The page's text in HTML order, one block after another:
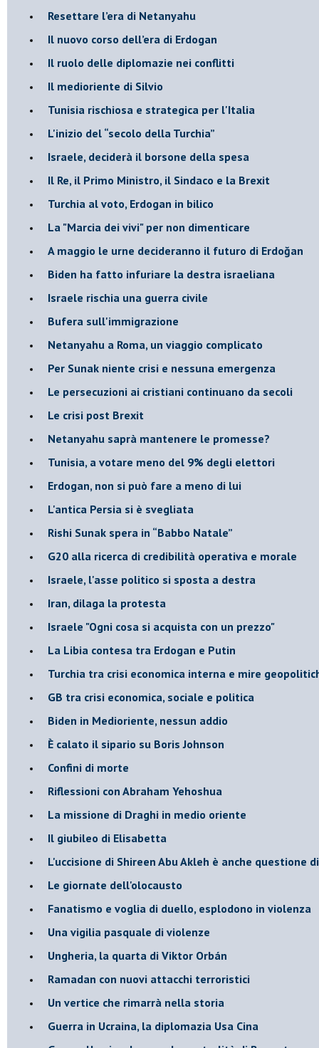
Resettare l’era di Netanyahu
​Il nuovo corso dell’era di Erdogan
Il ruolo delle diplomazie nei conflitti
Il medioriente di Silvio
Tunisia rischiosa e strategica per l'Italia
L'inizio del “secolo della Turchia”
Israele, deciderà il borsone della spesa
Il Re, il Primo Ministro, il Sindaco e la Brexit
Turchia al voto, Erdogan in bilico
La "Marcia dei vivi" per non dimenticare
A maggio le urne decideranno il futuro di Erdoğan
Biden ha fatto infuriare la destra israeliana
Israele rischia una guerra civile
Bufera sull'immigrazione
Netanyahu a Roma, un viaggio complicato
Per Sunak niente crisi e nessuna emergenza
Le persecuzioni ai cristiani continuano da secoli
Le crisi post Brexit
Netanyahu saprà mantenere le promesse?
Tunisia, a votare meno del 9% degli elettori
Erdogan, non si può fare a meno di lui
L'antica Persia si è svegliata
Rishi Sunak spera in “Babbo Natale”
G20 alla ricerca di credibilità operativa e morale
Israele, l'asse politico si sposta a destra
Iran, dilaga la protesta
Israele "Ogni cosa si acquista con un prezzo"
La Libia contesa tra Erdogan e Putin
Turchia tra crisi economica interna e mire
GB tra crisi economica, sociale e politica
Biden in Medioriente, nessun addio
È calato il sipario su Boris Johnson
Confini di morte
Riflessioni con Abraham Yehoshua
La missione di Draghi in medio oriente
Il giubileo di Elisabetta
L'uccisione di Shireen Abu Akleh è anche questione
Le giornate dell'olocausto
Fanatismo e voglia di duello, esplodono in violenza
Una vigilia pasquale di violenze
Ungheria, la quarta di Viktor Orbán
Ramadan con nuovi attacchi terroristici
Un vertice che rimarrà nella storia
Guerra in Ucraina, la diplomazia Usa Cina